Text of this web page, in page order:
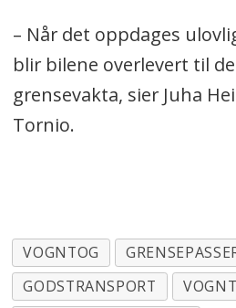
– Når det oppdages
blir bilene overlevert til
grensevakta, sier Juha
Tornio.
VOGNTOG
GODSTRANSPORT